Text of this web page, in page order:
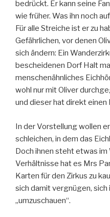
bedrückt. Er kann seine
wie früher. Was ihn noch
Für alle Streiche ist er zu
Gefährlichen, vor denen
sich ändern: Ein
bescheidenen Dorf Halt
menschenähnliches
wohl nur mit Oliver
und dieser hat direkt einen
In der Vorstellung wollen
schleichen, in dem das
Doch ihnen steht etwas im
Verhältnisse hat es Mrs
Karten für den Zirkus zu
sich damit vergnügen, sich
„umzuschauen“.